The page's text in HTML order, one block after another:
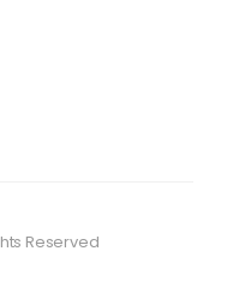
Reserved